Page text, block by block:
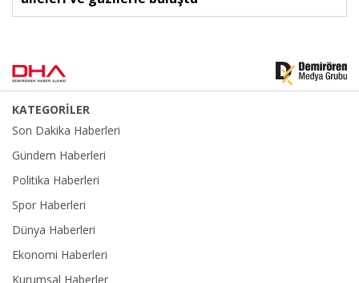
KATEGORİLER
Son Dakika Haberleri
Gündem Haberleri
Politika Haberleri
Spor Haberleri
Dünya Haberleri
Ekonomi Haberleri
Kurumsal Haberler